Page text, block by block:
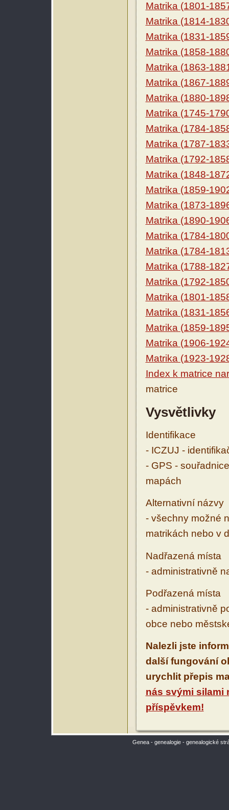
Matrika (1801-
Matrika (1814-
Matrika (1831-
Matrika (1858-
Matrika (1863-
Matrika (1867-
Matrika (1880-
Matrika (1745-
Matrika (1784-
Matrika (1787-
Matrika (1792-
Matrika (1848-
Matrika (1859-
Matrika (1873-
Matrika (1890-
Matrika (1784-
Matrika (1784-
Matrika (1788-
Matrika (1792-
Matrika (1801-
Matrika (1831-
Matrika (1859-
Matrika (1906-
Matrika (1923-
Index k matrice
matrice
Vysvětlivky
Identifikace
- ICZUJ -
- GPS -
mapách
Alternativní názvy
- všechny možné
matrikách nebo v
Nadřazená místa
- administrativně
Podřazená místa
- administrativně
obce nebo
Nalezli jste
další fungování
urychlit přepis
nás svými silami
příspěvkem!
Genea - genealogie - genealogické